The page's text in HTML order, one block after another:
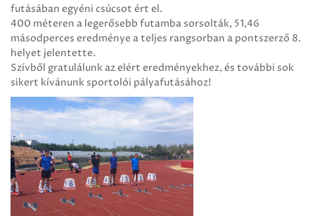
futásában egyéni csúcsot ért el.
400 méteren a legerősebb futamba sorsolták, 51,46
másodperces eredménye a teljes rangsorban a pontszerző 8.
helyet jelentette.
Szívből gratulálunk az elért eredményekhez, és további sok
sikert kívánunk sportolói pályafutásához!